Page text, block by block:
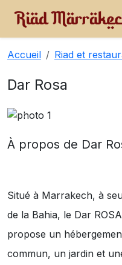
Accueil Riad et
Dar Rosa
À propos de Dar
Situé à Marrakech, à
de la Bahia, le Dar
propose un
commun, un jardin et